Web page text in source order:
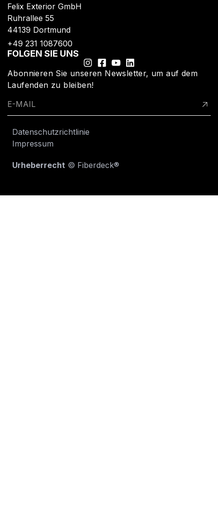
Felix Exterior GmbH
Ruhrallee 55
44139 Dortmund
+49 231 1087600
FOLGEN SIE UNS
Abonnieren Sie unseren Newsletter, um auf dem
Laufenden zu bleiben!
Datenschutzrichtlinie
Impressum
Urheberrecht © Fiberdeck®​